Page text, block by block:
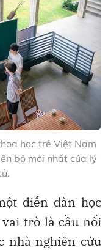
học trẻ Việt Nam
bộ mới nhất của lý
diễn đàn học
trò là cầu nối
nhà nghiên cứu